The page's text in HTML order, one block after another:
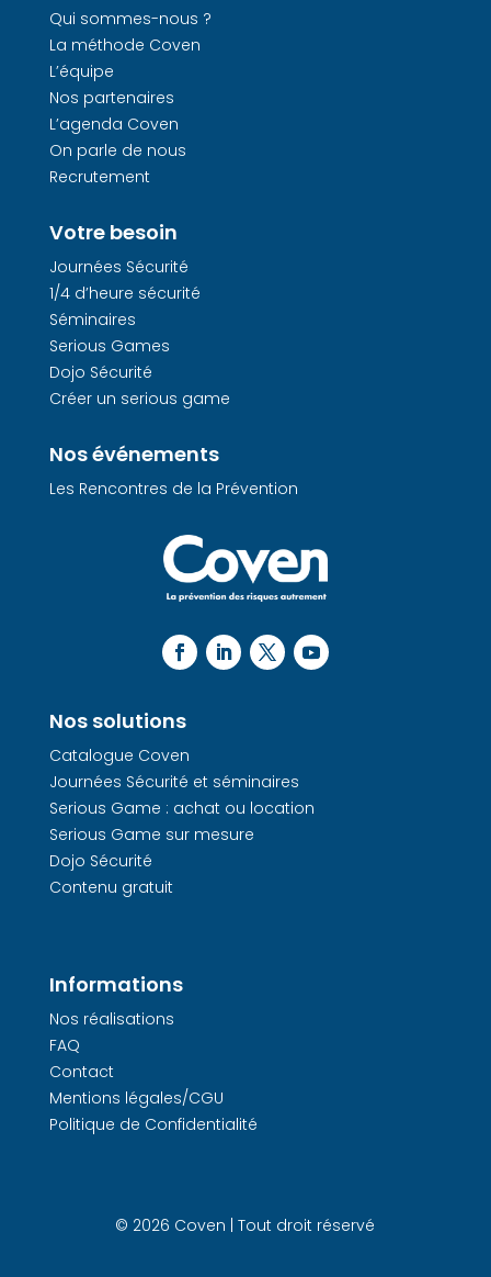
Qui sommes-nous ?
La méthode Coven
L’équipe
Nos partenaires
L’agenda Coven
On parle de nous
Recrutement
Votre besoin
Journées Sécurité
1/4 d’heure sécurité
Séminaires
Serious Games
Dojo Sécurité
Créer un serious game
Nos événements
Les Rencontres de la Prévention
Nos solutions
Catalogue Coven
Journées Sécurité et séminaires
Serious Game : achat ou location
Serious Game sur mesure
Dojo Sécurité
Contenu gratuit
Informations
Nos réalisations
FAQ
Contact
Mentions légales/CGU
Politique de Confidentialité
© 2026 Coven | Tout droit réservé